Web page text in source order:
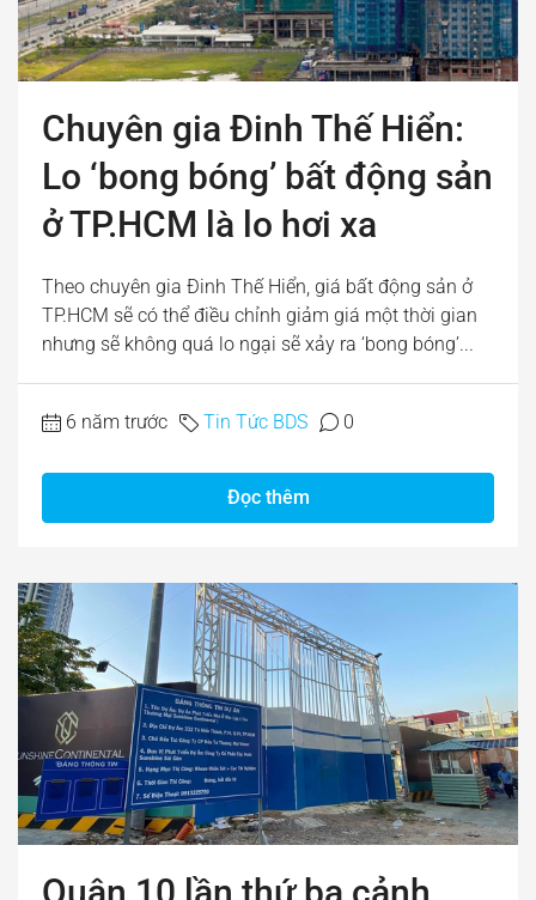
Chuyên gia Đinh Thế Hiển:
Lo ‘bong bóng’ bất động sản
ở TP.HCM là lo hơi xa
Theo chuyên gia Đinh Thế Hiển, giá bất động sản ở
TP.HCM sẽ có thể điều chỉnh giảm giá một thời gian
nhưng sẽ không quá lo ngại sẽ xảy ra ‘bong bóng’...
6 năm trước Tin Tức BDS 0
Đọc thêm